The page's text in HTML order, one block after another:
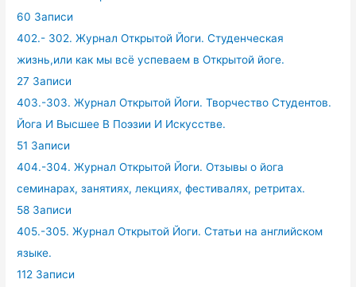
60 Записи
402.- 302. Журнал Открытой Йоги. Студенческая
жизнь,или как мы всё успеваем в Открытой йоге.
27 Записи
403.-303. Журнал Открытой Йоги. Творчество Студентов.
Йога И Высшее В Поэзии И Искусстве.
51 Записи
404.-304. Журнал Открытой Йоги. Отзывы о йога
семинарах, занятиях, лекциях, фестивалях, ретритах.
58 Записи
405.-305. Журнал Открытой Йоги. Статьи на английском
языке.
112 Записи